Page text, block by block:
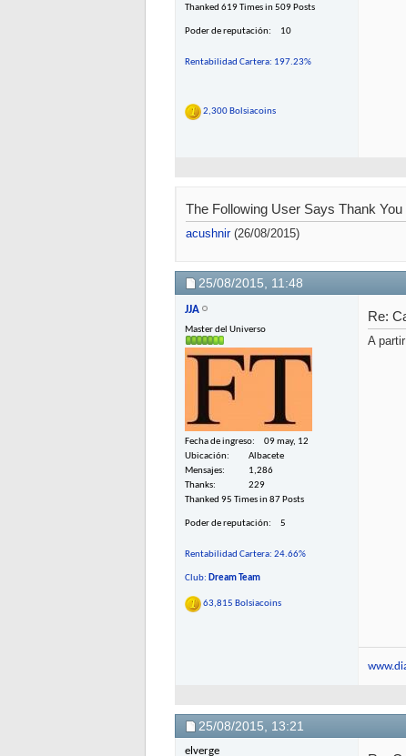
Thanked 619 Times in 509 Posts
Poder de reputación 10
Rentabilidad Cartera: 197.23%
2,300 Bolsiacoins
The Following User Says Thank
acushnir(26/08/2015)
25/08/2015, 11:48
JJA
Master del Universo
Fecha de ingreso
09 may, 12
Ubicación
Albacete
Mensajes
1,286
Thanks
229
Thanked 95 Times in 87 Posts
Poder de reputación 5
Rentabilidad Cartera: 24.66%
Club: Dream Team
63,815 Bolsiacoins
Re:
A
25/08/2015, 13:21
elverge